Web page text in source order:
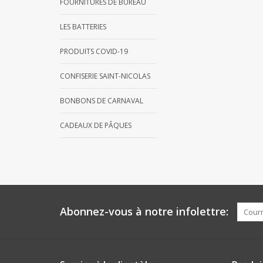
FOURNITURES DE BUREAU
LES BATTERIES
PRODUITS COVID-19
CONFISERIE SAINT-NICOLAS
BONBONS DE CARNAVAL
CADEAUX DE PÂQUES
Abonnez-vous à notre infolettre: